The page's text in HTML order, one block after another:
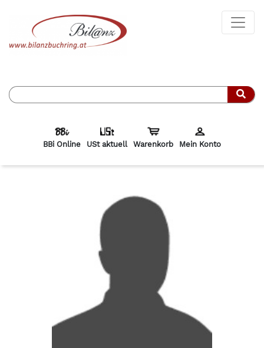
BBi Online USt aktuell Warenkorb Mein Konto